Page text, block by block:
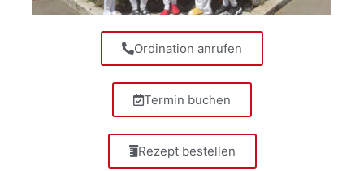
Ordination anrufen
Termin buchen
Rezept bestellen